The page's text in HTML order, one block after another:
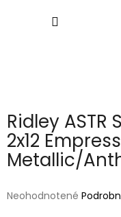
Ridley ASTR
2x12
Metallic/
Priemerné
Neohodnotené